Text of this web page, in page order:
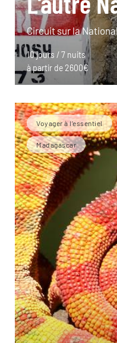
Circuit sur la
10 jours / 7 nuits
à partir de 2600€
Voyager à l’essentiel
Madagascar